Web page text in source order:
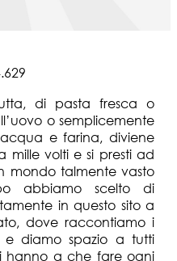
di pasta fresca o
o semplicemente
e farina, diviene
volti e si presti ad
mondo talmente vasto
abbiamo scelto di
in questo sito a
dove raccontiamo i
e diamo spazio a tutti
hanno a che fare ogni